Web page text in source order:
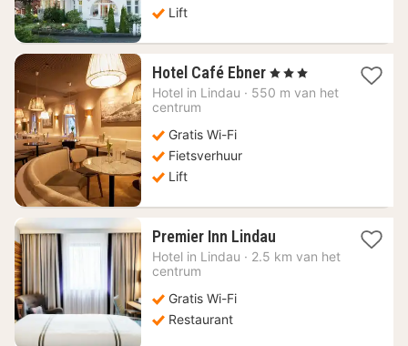
Lift
Hotel Café Ebner 1
nacht
, 3 Sterren
Hotel in Lindau · 550 m van het
centrum
Gratis Wi-Fi
Fietsverhuur
Lift
Premier Inn Lindau1
nacht
Hotel in Lindau · 2.5 km van het
centrum
Gratis Wi-Fi
Restaurant